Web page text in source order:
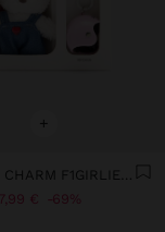
+
LLAVERO CHARM F1GIRLIE - THE BEAR COLLECTION
7,99 € 69%